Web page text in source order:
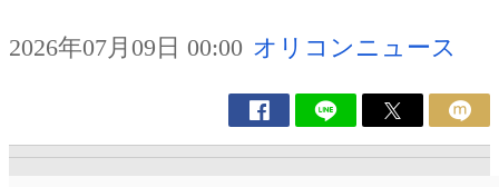
2026年07月09日 00:00 オリコンニュース